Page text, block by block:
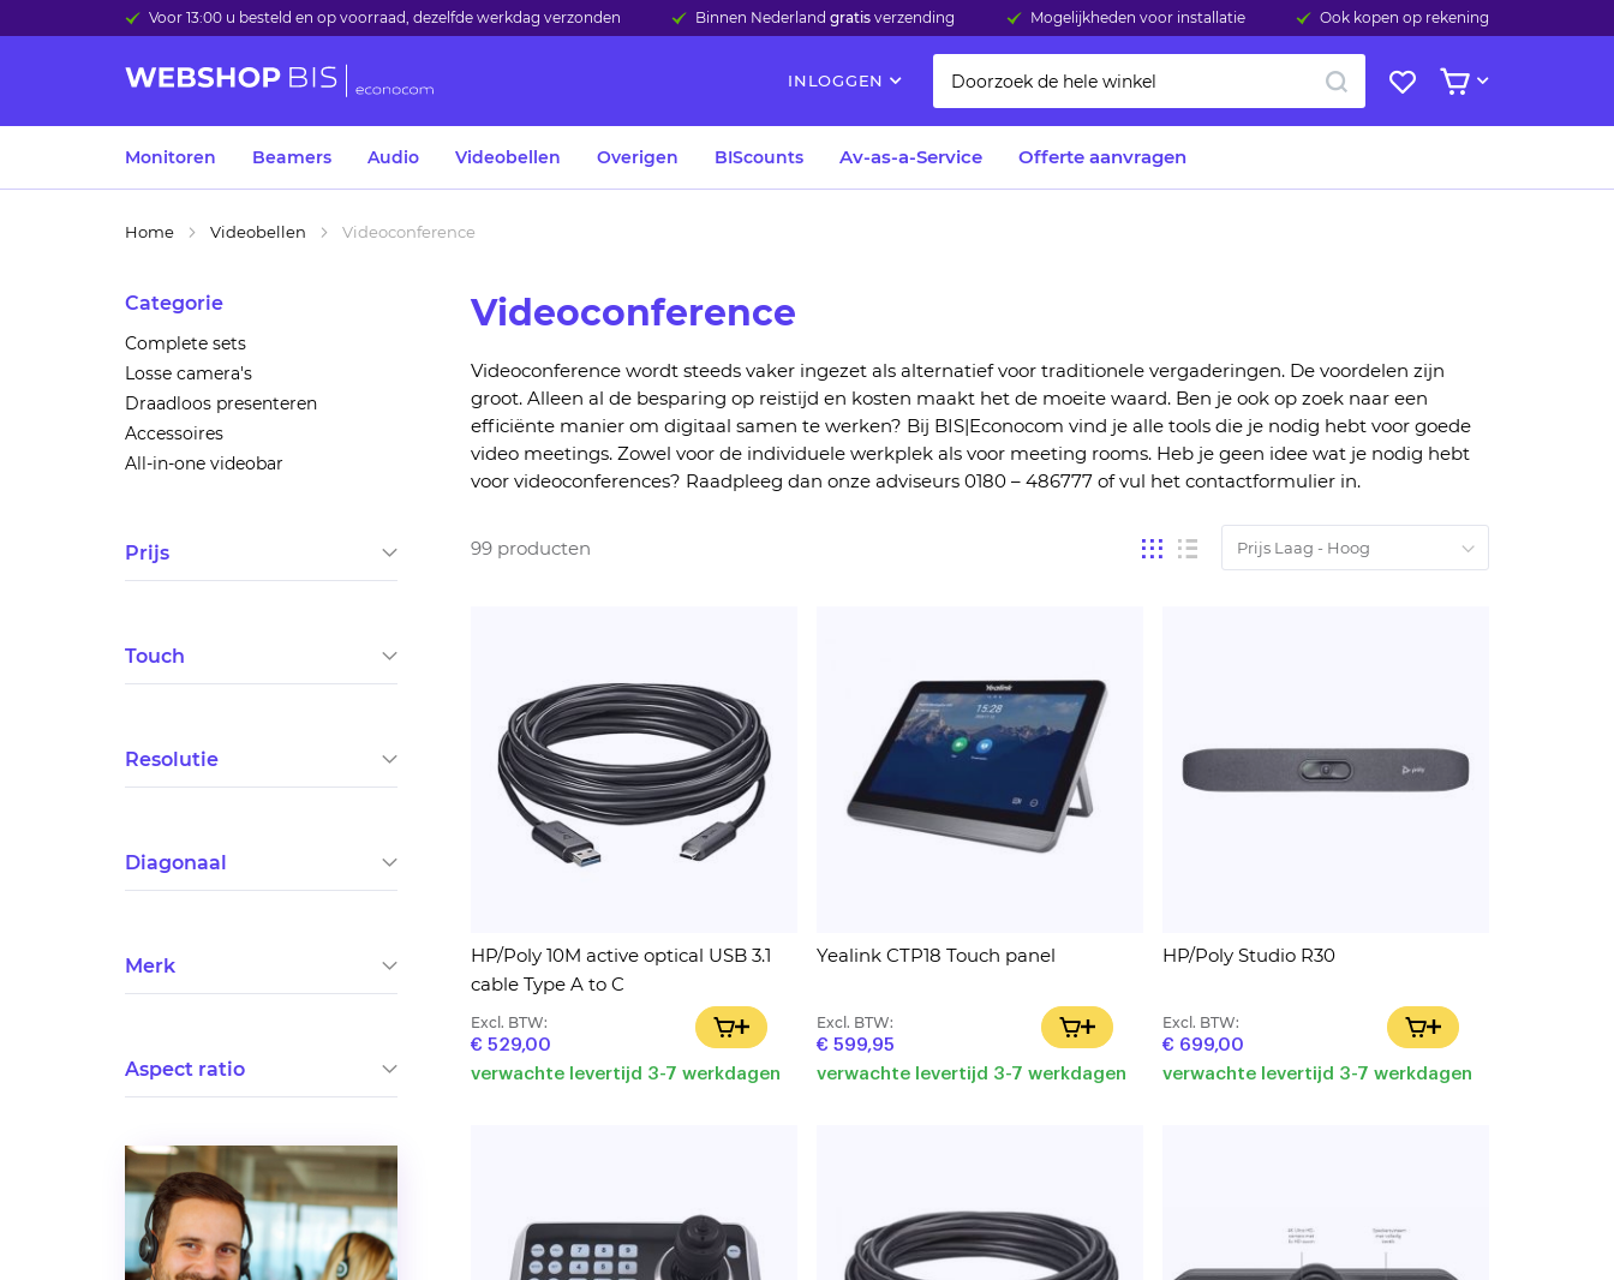
Voor 13:00 u besteld en op voorraad, dezelfde werkdag verzonden Binnen Nederlandgratis verzending Mogelijkheden voor installatie Ook kopen op rekening
INLOGGEN ZOEK
Mijn
verlanglijst
Bekijk
Monitoren Beamers Audio Videobellen Overigen BIScounts Av-as-a-Service Offerte aanvragen
Home Videobellen Videoconference
Categorie
Complete sets
Losse camera's
Draadloos presenteren
Accessoires
All-in-one videobar
Prijs
Touch
Resolutie
Diagonaal
Merk
Aspect ratio
Videoconference
Videoconference wordt steeds vaker ingezet als alternatiefvoor traditionele vergaderingen. De voordelen zijn
groot. Alleen al de besparing op reistijd en kosten maakt het de moeite waard. Ben je ook op zoek naar een
efficiënte manier om digitaal samen te werken? Bij BIS|Econocom vind je alle tools die je nodig hebt voor goede
video meetings. Zowel voor de individuele werkplek als voor meeting rooms. Heb je geen idee wat je nodig hebt
voor videoconferences? Raadpleeg dan onze adviseurs 0180 – 486777 of vul het contactformulier in.
99 producten
Tonen
Foto-
tabel
Lijst
HP/Poly 10M active optical USB 3.1
cable Type A to C
Excl. BTW:
€ 529,00
IN WINKELWAGEN
verwachte levertijd 3-7 werkdagen
Yealink CTP18 Touch panel
Excl. BTW:
€ 599,95
IN WINKELWAGEN
verwachte levertijd 3-7 werkdagen
HP/Poly Studio R30
Excl. BTW:
€ 699,00
IN WINKELWAGEN
verwachte levertijd 3-7 werkdagen